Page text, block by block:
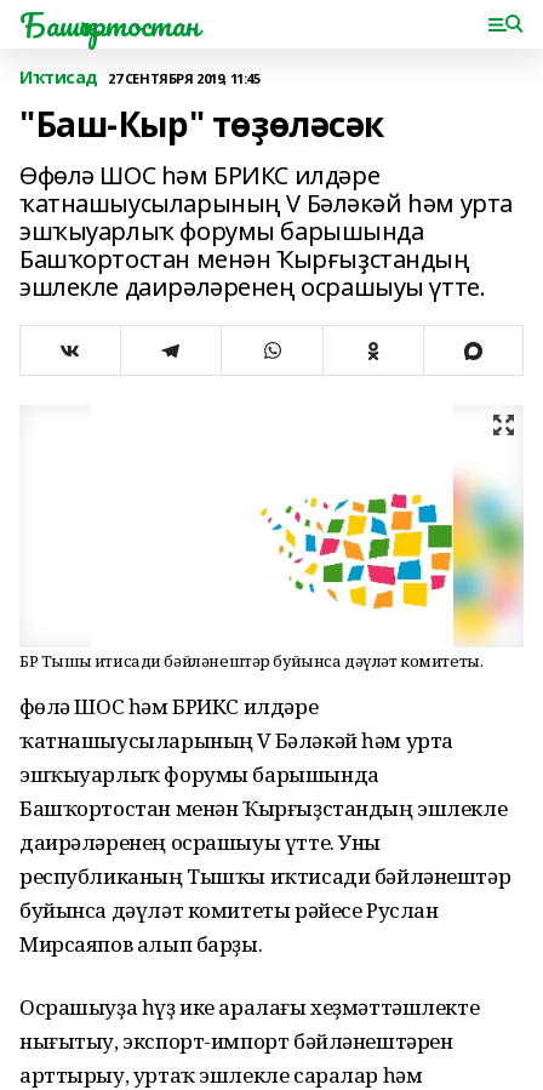
Башҡортостан
Иҡтисад 27 СЕНТЯБРЯ 2019, 11:45
"Баш-Кыр" төҙөләсәк
Өфөлә ШОС һәм БРИКС илдәре
ҡатнашыусыларының V Бәләкәй һәм урта
эшҡыуарлыҡ форумы барышында
Башҡортостан менән Ҡырғыҙстандың
эшлекле даирәләренең осрашыуы үтте.
БР Тышҡы иҡтисади бәйләнештәр буйынса дәүләт комитеты.
Өфөлә ШОС һәм БРИКС илдәре
ҡатнашыусыларының V Бәләкәй һәм урта
эшҡыуарлыҡ форумы барышында
Башҡортостан менән Ҡырғыҙстандың эшлекле
даирәләренең осрашыуы үтте. Уны
республиканың Тышҡы иҡтисади бәйләнештәр
буйынса дәүләт комитеты рәйесе Руслан
Мирсаяпов алып барҙы.
Осрашыуҙа һүҙ ике аралағы хеҙмәттәшлекте
нығытыу, экспорт-импорт бәйләнештәрен
арттырыу, уртаҡ эшлекле саралар һәм